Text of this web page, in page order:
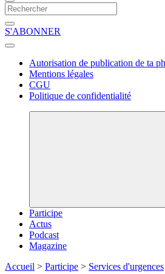
S'ABONNER
Autorisation de publication de ta
Mentions légales
CGU
Politique de confidentialité
Participe
Actus
Podcast
Magazine
Accueil > Participe > Services d'urgences